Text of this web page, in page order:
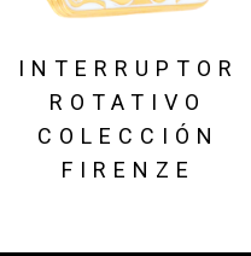
INTERRUPTOR
ROTATIVO
COLECCIÓN
FIRENZE